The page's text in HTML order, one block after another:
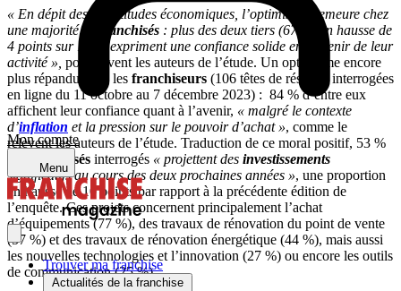
Mon compte
Menu
Trouver ma franchise
Actualités de la franchise
« En dépit des incertitudes économiques, l’optimisme demeure chez
une majorité de
franchisés : plus des deux tiers (67 %, en hausse de
4 points sur 1 an) expriment une confiance solide en l’avenir de leur
activité », poursuivent les auteurs de l’étude. Un optimisme encore
plus répandu chez les franchiseurs (106 têtes de réseaux interrogées
en ligne du 11 octobre au 7 décembre 2023) : 84 % d’entre eux
affichent leur confiance quant à l’avenir, « malgré le contexte
d’inflation et la pression sur le pouvoir d’achat », comme le
relèvent les auteurs de l’étude. Traduction de ce moral positif, 53 %
franchisés interrogés « projettent des investissements
significatifs au cours des deux prochaines années », une proportion
en hausse de 10 points par rapport à la précédente édition de
l’enquête. Ces projets concernent principalement l’achat
d’équipements (77 %), des travaux de rénovation du point de vente
(57 %) et des travaux de rénovation énergétique (44 %), mais aussi
les nouvelles technologies et l’innovation (27 %) ou encore les outils
de communication (25 %).